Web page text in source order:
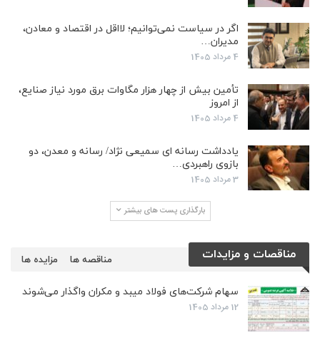
اگر در سیاست نمی‌توانیم؛ لااقل در اقتصاد و معادن،
مدیران…
4 مرداد 1405
تأمین بیش از چهار هزار مگاوات برق مورد نیاز صنایع،
از امروز
4 مرداد 1405
یادداشت رسانه ای سمیعی نژاد/ رسانه و معدن، دو
بازوی راهبردی…
3 مرداد 1405
بارگذاری پست های بیشتر
مناقصات و مزایدات مزایده ها مناقصه ها
سهام شرکت‌های فولاد میبد و مکران واگذار می‌شوند
12 مرداد 1405